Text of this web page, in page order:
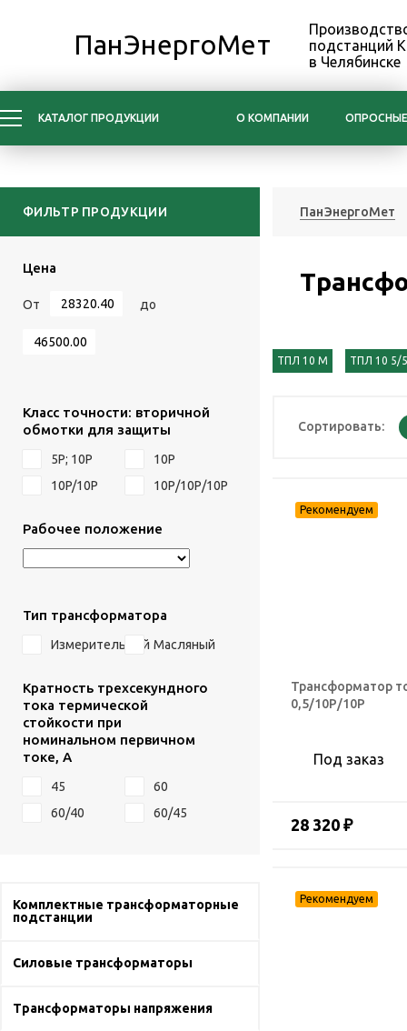
ПанЭнергоМет
подстанций
в Челябинске
КАТАЛОГ ПРОДУКЦИИ О КОМПАНИИ
ФИЛЬТР ПРОДУКЦИИ
Цена
От до
Класс точности: вторичной
обмотки для защиты
5Р; 10Р
10P
10P/10P
10Р/10Р/10Р
Рабочее положение
Тип трансформатора
Измерительный Масляный
Кратность трехсекундного
тока термической
стойкости при
номинальном первичном
токе, А
45
60
60/40
60/45
Комплектные трансформаторные
подстанции
Силовые трансформаторы
Трансформаторы напряжения
ПанЭнергоМет
ТПЛ 10 М ТПЛ 10 5/5
Сортировать:
Трансформатор
0,5/10Р/10Р
Под заказ
28 320 ₽